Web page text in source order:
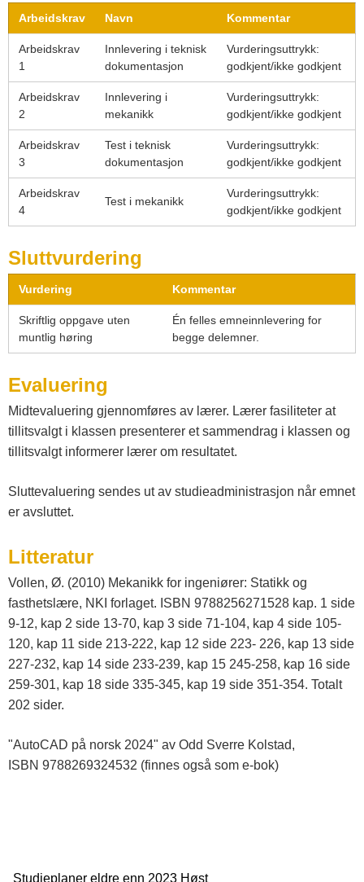
Arbeidskrav Navn Kommentar
Arbeidskrav
1
Innlevering i teknisk
dokumentasjon
Vurderingsuttrykk:
godkjent/ikke godkjent
Arbeidskrav
2
Innlevering i
mekanikk
Vurderingsuttrykk:
godkjent/ikke godkjent
Arbeidskrav
3
Test i teknisk
dokumentasjon
Vurderingsuttrykk:
godkjent/ikke godkjent
Arbeidskrav
4
Test i mekanikk
Vurderingsuttrykk:
godkjent/ikke godkjent
Sluttvurdering
Vurdering Kommentar
Skriftlig oppgave uten
muntlig høring
Én felles emneinnlevering for
begge delemner.
Evaluering
Midtevaluering gjennomføres av lærer. Lærer fasiliteter at
tillitsvalgt i klassen presenterer et sammendrag i klassen og
tillitsvalgt informerer lærer om resultatet.
Sluttevaluering sendes ut av studieadministrasjon når emnet
er avsluttet.
Litteratur
Vollen, Ø. (2010) Mekanikk for ingeniører: Statikk og
fasthetslære, NKI forlaget. ISBN 9788256271528 kap. 1 side
9-12, kap 2 side 13-70, kap 3 side 71-104, kap 4 side 105-
120, kap 11 side 213-222, kap 12 side 223- 226, kap 13 side
227-232, kap 14 side 233-239, kap 15 245-258, kap 16 side
259-301, kap 18 side 335-345, kap 19 side 351-354. Totalt
202 sider.
"AutoCAD på norsk 2024" av Odd Sverre Kolstad,
ISBN 9788269324532 (finnes også som e-bok)
Studieplaner eldre enn 2023 Høst